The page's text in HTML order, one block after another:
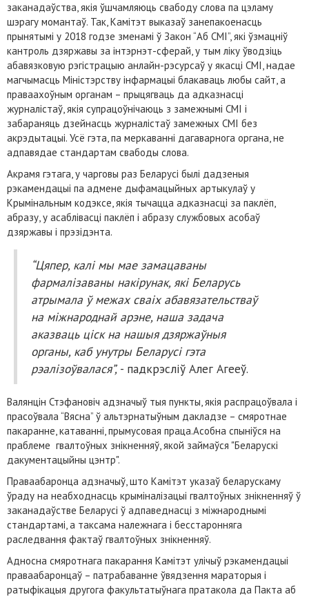
заканадаўства, якія ўшчамляюць свабоду слова па цэламу
шэрагу момантаў. Так, Камітэт выказаў занепакоенасць
прынятымі у 2018 годзе зменамі ў Закон “Аб СМІ”, які ўзмацніў
кантроль дзяржавы за інтэрнэт-сферай, у тым ліку ўводзіць
абавязковую рэгістрацыю анлайн-рэсурсаў у якасці СМІ, надае
магчымасць Міністэрству інфармацыі блакаваць любы сайт, а
праваахоўным органам – прыцягваць да адказнасці
журналістаў, якія супрацоўнічаюць з замежнымі СМІ і
забараняць дзейнасць журналістаў замежных СМІ без
акрэдытацыі. Усё гэта, па меркаванні дагаварнога органа, не
адпавядае стандартам свабоды слова.
Акрамя гэтага, у чарговы раз Беларусі былі дадзеныя
рэкамендацыі па адмене дыфамацыйных артыкулаў у
Крымінальным кодэксе, якія тычацца адказнасці за паклёп,
абразу, у асаблівасці паклёп і абразу службовых асобаў
дзяржавы і прэзідэнта.
“Цяпер, калі мы мае замацаваны
фармалізаваны накірунак, які Беларусь
атрымала ў межах сваіх абавязательстваў
на міжнароднай арэне, наша задача
аказваць ціск на нашыя дзяржаўныя
органы, каб унутры Беларусі гэта
рэалізоўвалася”, - падкрэсліў Алег Агееў.
Валянцін Стэфановіч адзначыў тыя пункты, якія распрацоўвала і
прасоўвала “Вясна” ў альтэрнатыўным дакладзе – смяротнае
пакаранне, катаванні, прымусовая праца.Асобна спыніўся на
праблеме гвалтоўных знікненняў, якой займаўся "Беларускі
дакументацыйны цэнтр".
Праваабаронца адзначыў, што Камітэт указаў беларускаму
ўраду на неабходнасць крыміналізацыі гвалтоўных знікненняў ў
заканадаўстве Беларусі ў адпаведнасці з міжнароднымі
стандартамі, а таксама належнага і бесстаронняга
раследвання фактаў гвалтоўных знікненняў.
Адносна смяротнага пакарання Камітэт улічыў рэкамендацыі
праваабаронцаў – патрабаванне ўвядзення мараторыя і
ратыфікацыя другога факультатыўнага пратакола да Пакта аб